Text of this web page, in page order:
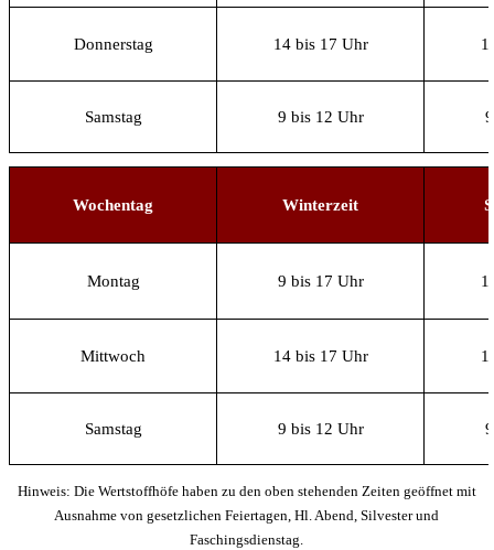
Donnerstag 14 bis 17 Uhr
Samstag 9 bis 12 Uhr
Wochentag Winterzeit
Montag 9 bis 17 Uhr
Mittwoch 14 bis 17 Uhr
Samstag 9 bis 12 Uhr
Hinweis: Die Wertstoffhöfe haben zu den oben stehenden Zeiten geöffnet mit
Ausnahme von gesetzlichen Feiertagen, Hl. Abend, Silvester und
Faschingsdienstag.